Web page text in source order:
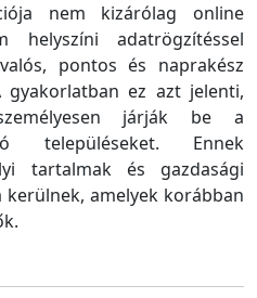
nem kizárólag online
helyszíni adatrögzítéssel
pontos és naprakész
ez azt jelenti,
járják be a
településeket. Ennek
tartalmak és gazdasági
amelyek korábban